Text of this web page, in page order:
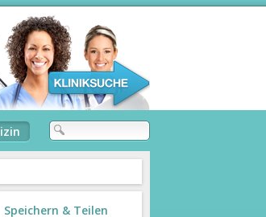
Speichern & Teilen